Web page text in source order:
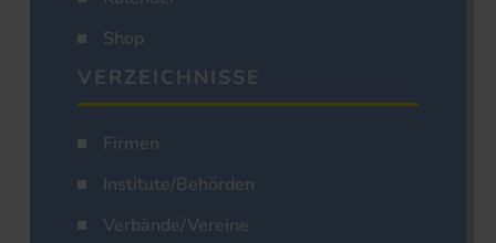
Shop
VERZEICHNISSE
Firmen
Institute/Behörden
Verbände/Vereine